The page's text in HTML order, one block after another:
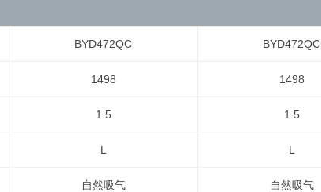
BYD472QC BYD472QC
1498 1498
1.5 1.5
L L
自然吸气 自然吸气